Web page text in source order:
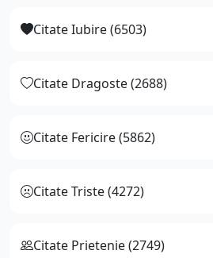
Citate Iubire (6503)
Citate Dragoste (2688)
Citate Fericire (5862)
Citate Triste (4272)
Citate Prietenie (2749)